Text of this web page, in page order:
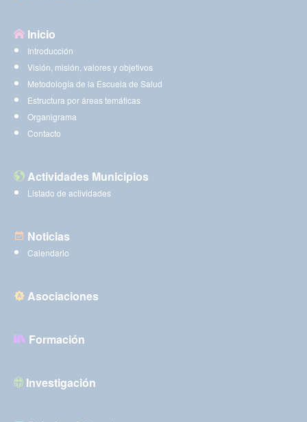
Inicio
Introducción
Visión, misión, valores y objetivos
Metodología de la Escuela de Salud
Estructura por áreas temáticas
Organigrama
Contacto
Actividades Municipios
Listado de actividades
Noticias
Calendario
Asociaciones
Formación
Investigación